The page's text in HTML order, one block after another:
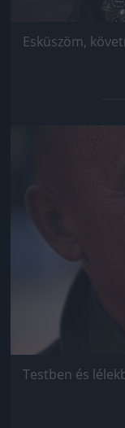
Esküszöm,
Testben és